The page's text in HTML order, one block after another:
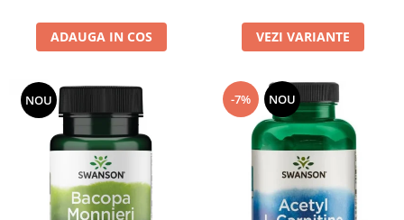
ADAUGA IN COS VEZI VARIANTE
NOU -7% NOU